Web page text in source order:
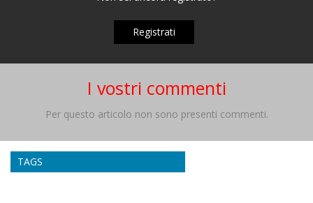
Registrati
I vostri commenti
Per questo articolo non sono presenti commenti.
TAGS